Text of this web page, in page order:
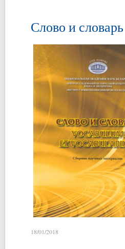
Слово и
18/01/2018